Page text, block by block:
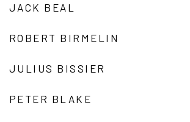
JACK BEAL
ROBERT BIRMELIN
JULIUS BISSIER
PETER BLAKE